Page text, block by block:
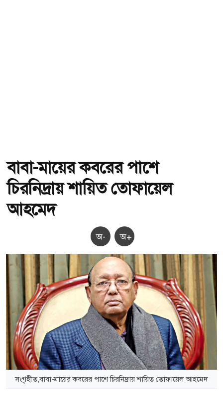
বাবা-মায়ের কবরের পাশে
চিরনিদ্রায় শায়িত তোফায়েল
আহমেদ
অ- অ+
সংগৃহীত,বাবা-মায়ের কবরের পাশে চিরনিদ্রায় শায়িত তোফায়েল আহমেদ